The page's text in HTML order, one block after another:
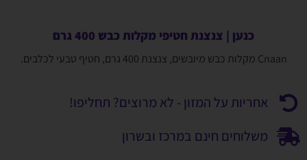
כנען | צנצנת חטיפי מקלות כבש 400 גרם
Cnaan מקלות כבש מיובשים, צנצנת 400 גרם, חטיף טבעי לכלבים.
אחריות על המזון - לא מרוצים? תחליפו!
משלוחים חינם במרכז ובשרון